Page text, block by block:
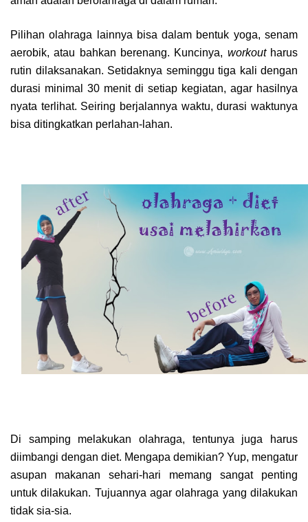
Pilihan olahraga lainnya bisa dalam bentuk yoga, senam
aerobik, atau bahkan berenang. Kuncinya, workoutharus
rutin dilaksanakan. Setidaknya seminggu tiga kali dengan
durasi minimal 30 menit di setiap kegiatan, agar hasilnya
nyata terlihat. Seiring berjalannya waktu, durasi waktunya
bisa ditingkatkan perlahan-lahan.
Di samping melakukan olahraga, tentunya juga harus
diimbangi dengan diet. Mengapa demikian? Yup, mengatur
asupan makanan sehari-hari memang sangat penting
untuk dilakukan. Tujuannya agar olahraga yang dilakukan
tidak sia-sia.